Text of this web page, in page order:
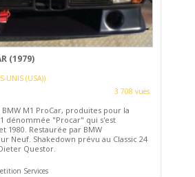
(1979)
UNIS (USA))
3 708 vues
M1 ProCar, produites pour la
dénommée "Procar" qui s'est
1980. Restaurée par BMW
Neuf. Shakedown prévu au Classic 24
Questor.
Services